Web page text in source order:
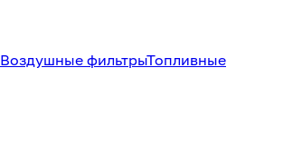
Воздушные фильтрыТопливные